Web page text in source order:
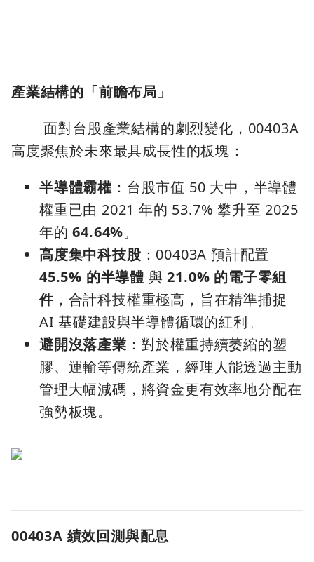
產業結構的「前瞻布局」
面對台股產業結構的劇烈變化，00403A
高度聚焦於未來最具成長性的板塊：
半導體霸權 ：台股市值 50 大中，半導體
權重已由 2021 年的 53.7% 攀升至 2025
年的64.64%。
高度集中科技股 ：00403A 預計配置
45.5% 的半導體 與21.0% 的電子零組
件，合計科技權重極高，旨在精準捕捉
AI 基礎建設與半導體循環的紅利。
避開沒落產業 ：對於權重持續萎縮的塑
膠、運輸等傳統產業，經理人能透過主動
管理大幅減碼，將資金更有效率地分配在
強勢板塊。
00403A 績效回測與配息